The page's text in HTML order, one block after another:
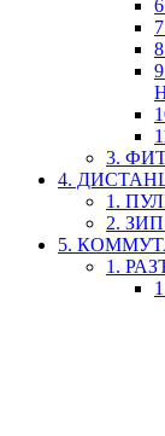
3.
4.
1.
2.
5.
1.